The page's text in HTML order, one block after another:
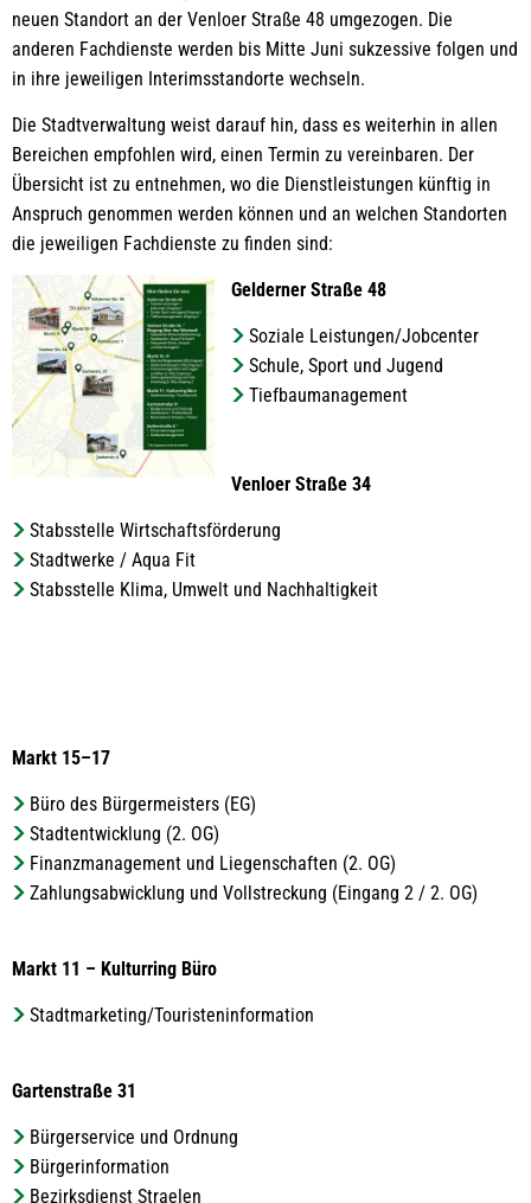
neuen Standort an der Venloer Straße 48 umgezogen. Die
anderen Fachdienste werden bis Mitte Juni sukzessive folgen und
in ihre jeweiligen Interimsstandorte wechseln.
Die Stadtverwaltung weist darauf hin, dass es weiterhin in allen
Bereichen empfohlen wird, einen Termin zu vereinbaren. Der
Übersicht ist zu entnehmen, wo die Dienstleistungen künftig in
Anspruch genommen werden können und an welchen Standorten
die jeweiligen Fachdienste zu finden sind:
Gelderner Straße 48
Soziale Leistungen/Jobcenter
Schule, Sport und Jugend
Tiefbaumanagement
Venloer Straße 34
Stabsstelle Wirtschaftsförderung
Stadtwerke / Aqua Fit
Stabsstelle Klima, Umwelt und Nachhaltigkeit
Markt 15–17
Büro des Bürgermeisters (EG)
Stadtentwicklung (2. OG)
Finanzmanagement und Liegenschaften (2. OG)
Zahlungsabwicklung und Vollstreckung (Eingang 2 / 2. OG)
Markt 11 – Kulturring Büro
Stadtmarketing/Touristeninformation
Gartenstraße 31
Bürgerservice und Ordnung
Bürgerinformation
Bezirksdienst Straelen